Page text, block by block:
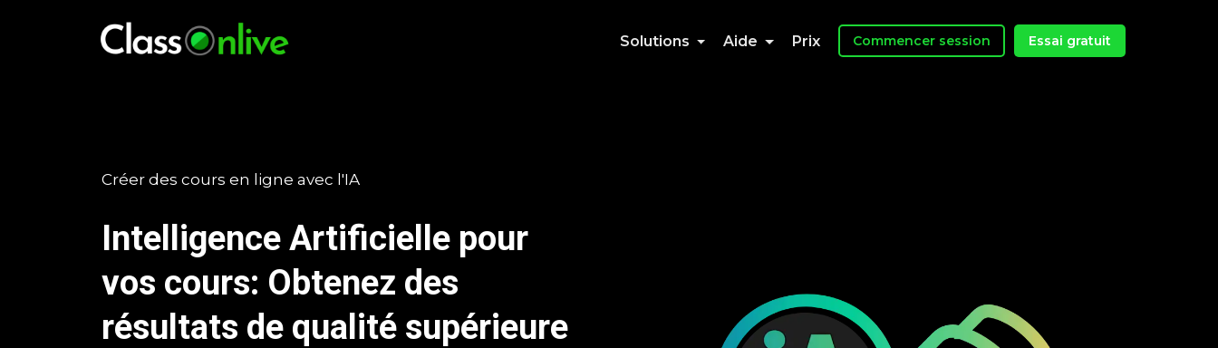
Solutions Aide Prix Commencer session Essai gratuit
Créer des cours en ligne avec l'IA
Intelligence Artificielle pour
vos cours: Obtenez des
résultats de qualité supérieure